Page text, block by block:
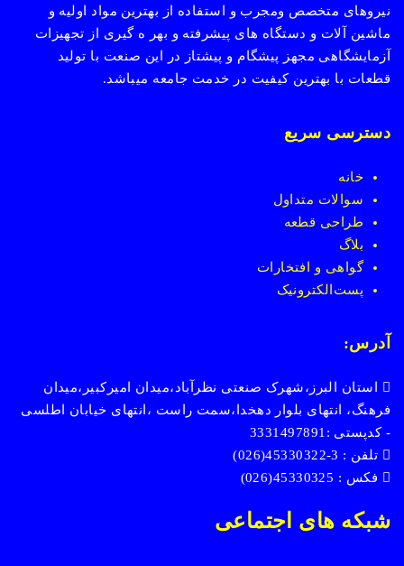
نیروهای متخصص ومجرب و استفاده از بهترین مواد اولیه و
ماشین آلات و دستگاه های پیشرفته و بهر ه گیری از تجهیزات
آزمایشگاهی مجهز پیشگام و پیشتاز در این صنعت با تولید
قطعات با بهترین کیفیت در خدمت جامعه میباشد.
دسترسی سریع
خانه
سوالات متداول
طراحی قطعه
بلاگ
گواهی و افتخارات
پست الکترونیک
آدرس:
استان البرز،شهرک صنعتی نظرآباد،میدان امیرکبیر،میدان
فرهنگ، انتهای بلوار دهخدا،سمت راست ،انتهای خیابان اطلسی
- کدپستی :3331497891
تلفن : 3-45330322(026)
فکس : 45330325(026)
شبکه های اجتماعی